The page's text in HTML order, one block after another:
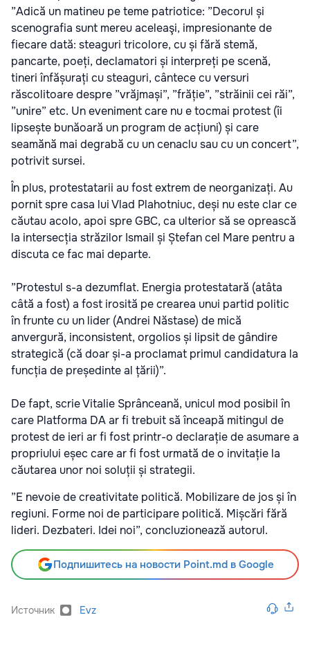
”Adică un matineu pe teme patriotice: ”Decorul și
scenografia sunt mereu aceleaşi, impresionante de
fiecare dată: steaguri tricolore, cu și fără stemă,
pancarte, poeți, declamatori și interpreți pe scenă,
tineri înfășurați cu steaguri, cântece cu versuri
răscolitoare despre ”vrăjmași”, ”frăție”, ”străinii cei răi”,
”unire” etc. Un eveniment care nu e tocmai protest (îi
lipsește bunăoară un program de acțiuni) și care
seamănă mai degrabă cu un cenaclu sau cu un concert”,
potrivit sursei.
În plus, protestatarii au fost extrem de neorganizați. Au
pornit spre casa lui Vlad Plahotniuc, deși nu este clar ce
căutau acolo, apoi spre GBC, ca ulterior să se oprească
la intersecția străzilor Ismail și Ștefan cel Mare pentru a
discuta ce fac mai departe.
”Protestul s-a dezumflat. Energia protestatară (atâta
câtă a fost) a fost irosită pe crearea unui partid politic
în frunte cu un lider (Andrei Năstase) de mică
anvergură, inconsistent, orgolios și lipsit de gândire
strategică (că doar și-a proclamat primul candidatura la
funcția de președinte al țării)”.
De fapt, scrie Vitalie Sprânceană, unicul mod posibil în
care Platforma DA ar fi trebuit să înceapă mitingul de
protest de ieri ar fi fost printr-o declarație de asumare a
propriului eșec care ar fi fost urmată de o invitație la
căutarea unor noi soluții și strategii.
”E nevoie de creativitate politică. Mobilizare de jos și în
regiuni. Forme noi de participare politică. Mișcări fără
lideri. Dezbateri. Idei noi”, concluzionează autorul.
Подпишитесь на новости Point.md в Google
Источник Evz